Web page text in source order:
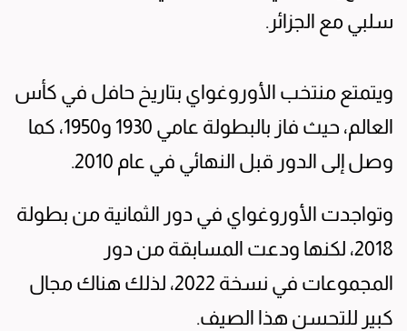
سلبي مع الجزائر.
ويتمتع منتخب الأوروغواي بتاريخ حافل في كأس
العالم، حيث فاز بالبطولة عامي 1930 و1950، كما
وصل إلى الدور قبل النهائي في عام 2010.
وتواجدت الأوروغواي في دور الثمانية من بطولة
2018، لكنها ودعت المسابقة من دور
المجموعات في نسخة 2022، لذلك هناك مجال
كبير للتحسن هذا الصيف.